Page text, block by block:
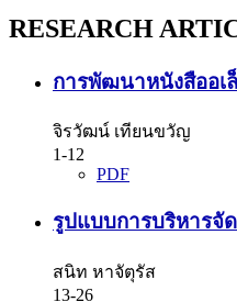
RESEARCH
การพัฒนาหนังสืออเ
จิรวัฒน์ เทียนขวัญ
1-12
PDF
รูปแบบการบริหารจั
สนิท หาจัตุรัส
13-26